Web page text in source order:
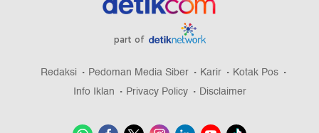
part of
Redaksi Pedoman Media Siber Karir
Kotak Pos
Info Iklan
Privacy Policy Disclaimer